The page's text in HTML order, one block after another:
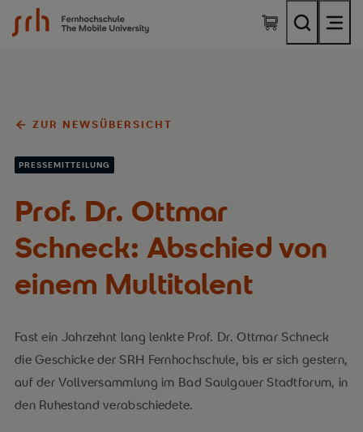
SRH Fernhochschule - The Mobile University
ZUR NEWSÜBERSICHT
PRESSEMITTEILUNG
Prof. Dr. Ottmar
Schneck: Abschied von
einem Multitalent
Fast ein Jahrzehnt lang lenkte Prof. Dr. Ottmar Schneck
die Geschicke der SRH Fernhochschule, bis er sich gestern,
auf der Vollversammlung im Bad Saulgauer Stadtforum, in
den Ruhestand verabschiedete.